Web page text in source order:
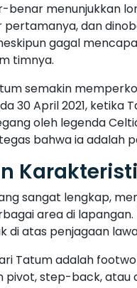
benar
dan
gagal
timnya.
semakin
30 April 2021,
oleh legenda
bahwa ia adalah
sangat lengkap,
area di
di atas penjagaan
Tatum adalah
step-back,